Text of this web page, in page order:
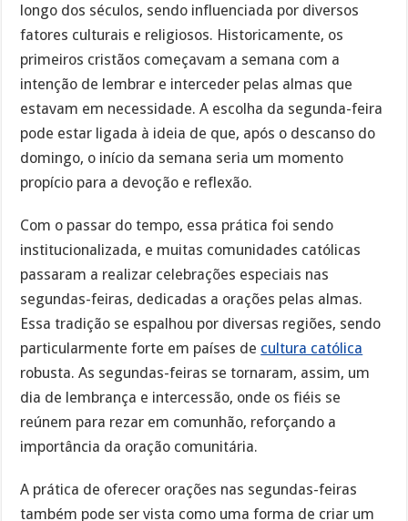
longo dos séculos, sendo influenciada por diversos
fatores culturais e religiosos. Historicamente, os
primeiros cristãos começavam a semana com a
intenção de lembrar e interceder pelas almas que
estavam em necessidade. A escolha da segunda-feira
pode estar ligada à ideia de que, após o descanso do
domingo, o início da semana seria um momento
propício para a devoção e reflexão.
Com o passar do tempo, essa prática foi sendo
institucionalizada, e muitas comunidades católicas
passaram a realizar celebrações especiais nas
segundas-feiras, dedicadas a orações pelas almas.
Essa tradição se espalhou por diversas regiões, sendo
particularmente forte em países de cultura católica
robusta. As segundas-feiras se tornaram, assim, um
dia de lembrança e intercessão, onde os fiéis se
reúnem para rezar em comunhão, reforçando a
importância da oração comunitária.
A prática de oferecer orações nas segundas-feiras
também pode ser vista como uma forma de criar um